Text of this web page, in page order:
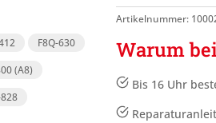
F8Q-630
(A8)
Artikelnummer:
Warum
Bis 16 Uhr